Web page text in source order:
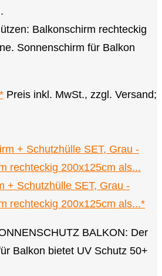
Balkonschirm rechteckig
Sonnenschirm für Balkon
Preis inkl. MwSt., zzgl. Versand;
+ Schutzhülle SET, Grau -
rechteckig 200x125cm als...*
BALKON: Der
Balkon bietet UV Schutz 50+